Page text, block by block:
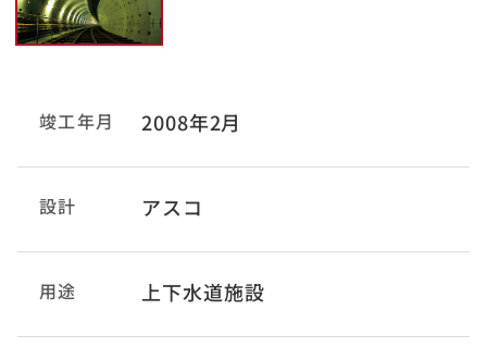
竣工年月 2008年2月
設計 アスコ
用途 上下水道施設